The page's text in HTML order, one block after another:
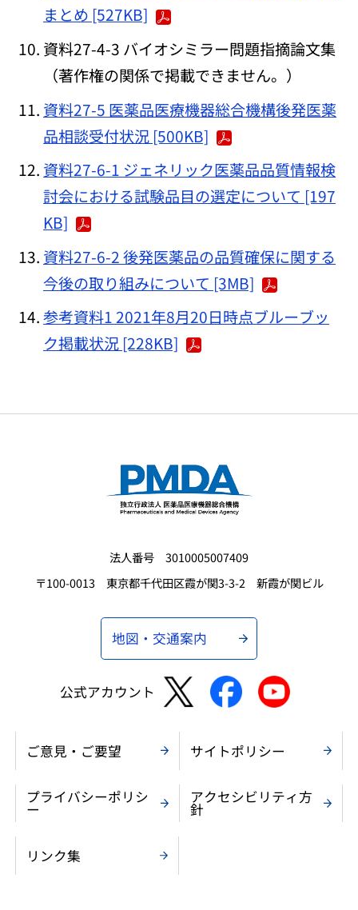
まとめ [527KB]
資料27-4-3 バイオシミラー問題指摘論文集
（著作権の関係で掲載できません。）
資料27-5 医薬品医療機器総合機構後発医薬
品相談受付状況 [500KB]
資料27-6-1 ジェネリック医薬品品質情報検
討会における試験品目の選定について [197
KB]
資料27-6-2 後発医薬品の品質確保に関する
今後の取り組みについて [3MB]
参考資料1 2021年8月20日時点ブルーブッ
ク掲載状況 [228KB]
法人番号 3010005007409
〒100-0013 東京都千代田区霞が関3-3-2 新霞が関ビル
地図・交通案内
公式アカウント
ご意見・ご要望 サイトポリシー
プライバシーポリシ
ー
アクセシビリティ方
針
リンク集